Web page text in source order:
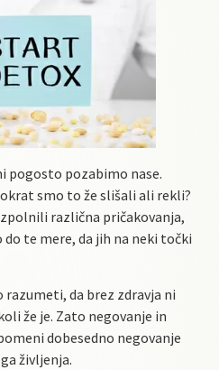
pogosto pozabimo nase.
smo to že slišali ali rekli?
različna pričakovanja,
te mere, da jih na neki točki
da brez zdravja ni
že je. Zato negovanje in
dobesedno negovanje
življenja.